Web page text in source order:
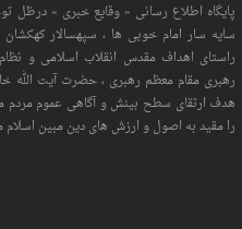
پایگاه اطلاع رسانی « وقایع خبری »
سایه سار امام خوبی ها ، سپهسالار
راستای اهداف مقدس انقلاب اسلامی و
رهبری مقام معظم رهبری ، حضرت آیت الله
هدف ارتقای سطح بینش و آگاهی عموم مردم
را مقید به اصول و ارزش های دین مبین اسلام